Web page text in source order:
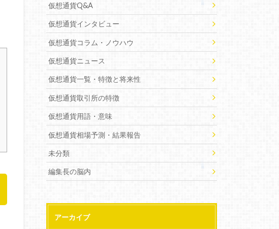
仮想通貨Q&A
仮想通貨インタビュー
仮想通貨コラム・ノウハウ
仮想通貨ニュース
仮想通貨一覧・特徴と将来性
仮想通貨取引所の特徴
仮想通貨用語・意味
仮想通貨相場予測・結果報告
未分類
編集長の脳内
アーカイブ